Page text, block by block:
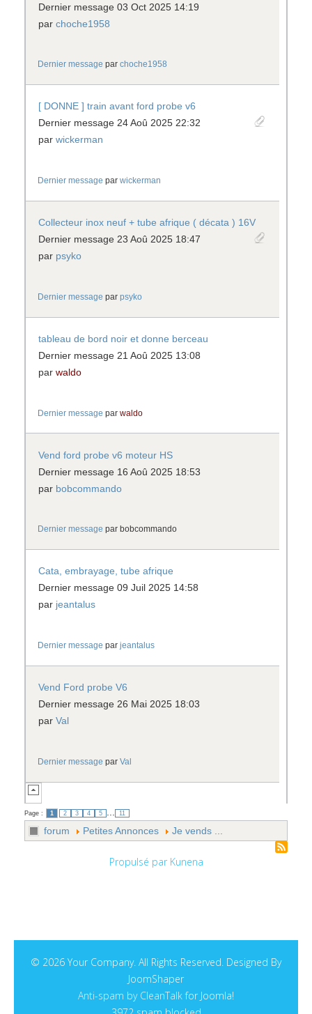
Dernier message 03 Oct 2025 14:19
parchoche1958
Dernier message par choche1958
[ DONNE ] train avant ford probe v6
Dernier message 24 Aoû 2025 22:32
parwickerman
Dernier message par wickerman
Collecteur inox neuf + tube afrique ( décata ) 16V
Dernier message 23 Aoû 2025 18:47
par psyko
Dernier message par psyko
tableau de bord noir et donne berceau
Dernier message 21 Aoû 2025 13:08
parwaldo
Dernier message par waldo
Vend ford probe v6 moteur HS
Dernier message 16 Aoû 2025 18:53
par bobcommando
Dernier message par bobcommando
Cata, embrayage, tube afrique
Dernier message 09 Juil 2025 14:58
par jeantalus
Dernier message par jeantalus
Vend Ford probe V6
Dernier message 26 Mai 2025 18:03
parVal
Dernier message par Val
Page : 1 2 3 4 5 11
forum Petites Annonces Je vends ...
Propulsé par Kunena
© 2026 Your Company. All Rights Reserved. Designed By
JoomShaper
Anti-spam by CleanTalkfor Joomla!